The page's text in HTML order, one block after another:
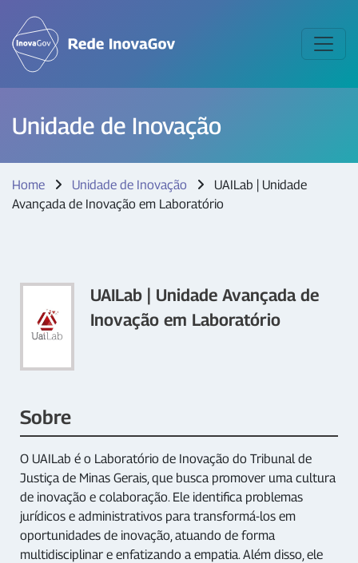
Unidade de Inovação
Home Unidade de Inovação
UAILab | Unidade
Avançada de Inovação em Laboratório
UAILab | Unidade Avançada de
Inovação em Laboratório
Sobre
O UAILab é o Laboratório de Inovação do Tribunal de
Justiça de Minas Gerais, que busca promover uma cultura
de inovação e colaboração. Ele identifica problemas
jurídicos e administrativos para transformá-los em
oportunidades de inovação, atuando de forma
multidisciplinar e enfatizando a empatia. Além disso, ele